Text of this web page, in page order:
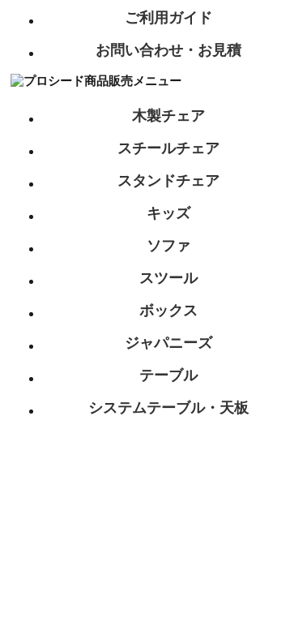
ご利用ガイド
お問い合わせ・お見積
木製チェア
スチールチェア
スタンドチェア
キッズ
ソファ
スツール
ボックス
ジャパニーズ
テーブル
システムテーブル・天板